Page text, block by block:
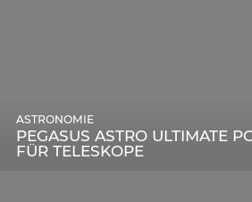
PEGASUS ASTRO ULTIMATE
FÜR TELESKOPE
ASTRONOMIE